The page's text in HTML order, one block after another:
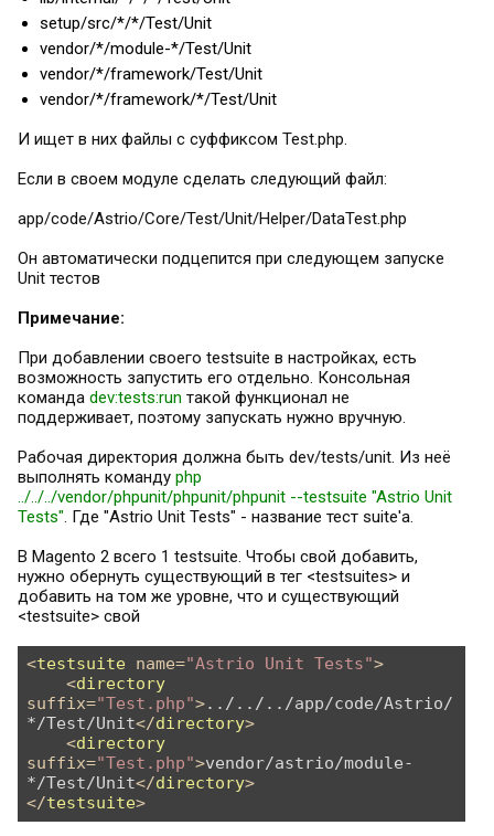
setup/src/*/*/Test/Unit
vendor/*/module-*/Test/Unit
vendor/*/framework/Test/Unit
vendor/*/framework/*/Test/Unit
И ищет в них файлы с суффиксом Test.php.
Если в своем модуле сделать следующий файл:
app/code/Astrio/Core/Test/Unit/Helper/DataTest.php
Он автоматически подцепится при следующем запуске
Unit тестов
Примечание:
При добавлении своего testsuite в настройках, есть
возможность запустить его отдельно. Консольная
команда dev:tests:run такой функционал не
поддерживает, поэтому запускать нужно вручную.
Рабочая директория должна быть dev/tests/unit. Из неё
выполнять команду php
../../../vendor/phpunit/phpunit/phpunit --testsuite "Astrio Unit
Tests". Где "Astrio Unit Tests" - название тест suite'а.
В Magento 2 всего 1 testsuite. Чтобы свой добавить,
нужно обернуть существующий в тег <testsuites> и
добавить на том же уровне, что и существующий
<testsuite> свой
<testsuite name="Astrio Unit Tests">
<directory
suffix="Test.php">../../../app/code/Astrio/
*/Test/Unit</directory>
<directory
suffix="Test.php">vendor/astrio/module-
*/Test/Unit</directory>
</testsuite>